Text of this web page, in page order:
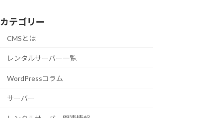
カテゴリー
CMSとは
レンタルサーバー一覧
WordPressコラム
サーバー